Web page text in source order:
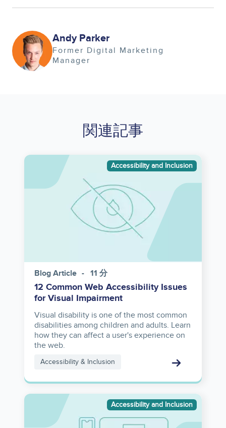
Image Andy Parker
Former Digital Marketing
Manager
関連記事
Image
Blog Article 11 分
12 Common Web Accessibility Issues
for Visual Impairment
Visual disability is one of the most common
disabilities among children and adults. Learn
how they can affect a user's experience on
the web.
Accessibility & Inclusion
Accessibility and Inclusion
Image Accessibility and Inclusion